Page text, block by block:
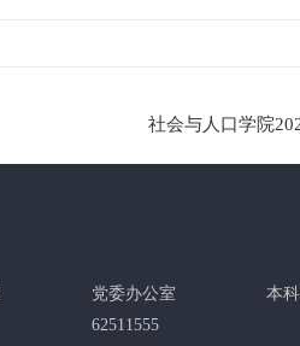
社会与人口学院
党委办公室
62511555
本